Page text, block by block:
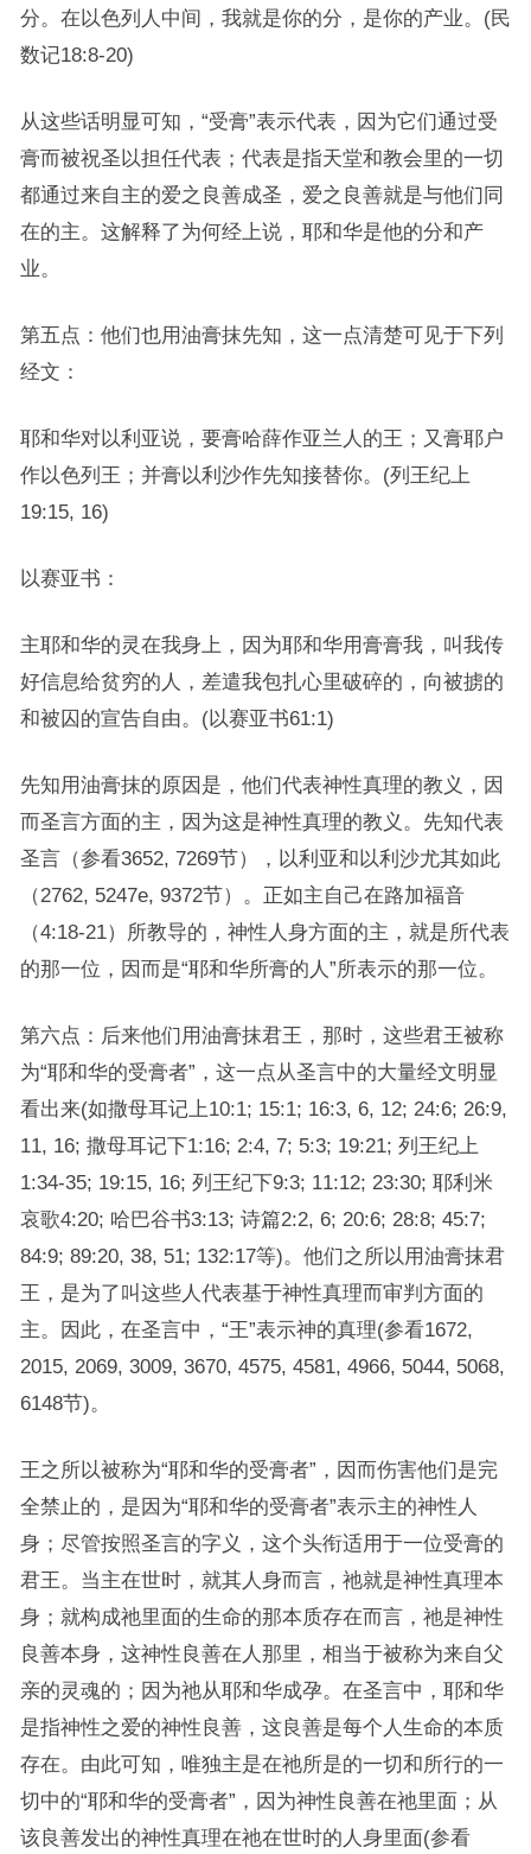
分。在以色列人中间，我就是你的分，是你的产业。(民
数记18:8-20)
从这些话明显可知，“受膏”表示代表，因为它们通过受
膏而被祝圣以担任代表；代表是指天堂和教会里的一切
都通过来自主的爱之良善成圣，爱之良善就是与他们同
在的主。这解释了为何经上说，耶和华是他的分和产
业。
第五点：他们也用油膏抹先知，这一点清楚可见于下列
经文：
耶和华对以利亚说，要膏哈薛作亚兰人的王；又膏耶户
作以色列王；并膏以利沙作先知接替你。(列王纪上
19:15, 16)
以赛亚书：
主耶和华的灵在我身上，因为耶和华用膏膏我，叫我传
好信息给贫穷的人，差遣我包扎心里破碎的，向被掳的
和被囚的宣告自由。(以赛亚书61:1)
先知用油膏抹的原因是，他们代表神性真理的教义，因
而圣言方面的主，因为这是神性真理的教义。先知代表
圣言（参看3652, 7269节），以利亚和以利沙尤其如此
（2762, 5247e, 9372节）。正如主自己在路加福音
（4:18-21）所教导的，神性人身方面的主，就是所代表
的那一位，因而是“耶和华所膏的人”所表示的那一位。
第六点：后来他们用油膏抹君王，那时，这些君王被称
为“耶和华的受膏者”，这一点从圣言中的大量经文明显
看出来(如撒母耳记上10:1; 15:1; 16:3, 6, 12; 24:6; 26:9,
11, 16; 撒母耳记下1:16; 2:4, 7; 5:3; 19:21; 列王纪上
1:34-35; 19:15, 16; 列王纪下9:3; 11:12; 23:30; 耶利米
哀歌4:20; 哈巴谷书3:13; 诗篇2:2, 6; 20:6; 28:8; 45:7;
84:9; 89:20, 38, 51; 132:17等)。他们之所以用油膏抹君
王，是为了叫这些人代表基于神性真理而审判方面的
主。因此，在圣言中，“王”表示神的真理(参看1672,
2015, 2069, 3009, 3670, 4575, 4581, 4966, 5044, 5068,
6148节)。
王之所以被称为“耶和华的受膏者”，因而伤害他们是完
全禁止的，是因为“耶和华的受膏者”表示主的神性人
身；尽管按照圣言的字义，这个头衔适用于一位受膏的
君王。当主在世时，就其人身而言，祂就是神性真理本
身；就构成祂里面的生命的那本质存在而言，祂是神性
良善本身，这神性良善在人那里，相当于被称为来自父
亲的灵魂的；因为祂从耶和华成孕。在圣言中，耶和华
是指神性之爱的神性良善，这良善是每个人生命的本质
存在。由此可知，唯独主是在祂所是的一切和所行的一
切中的“耶和华的受膏者”，因为神性良善在祂里面；从
该良善发出的神性真理在祂在世时的人身里面(参看